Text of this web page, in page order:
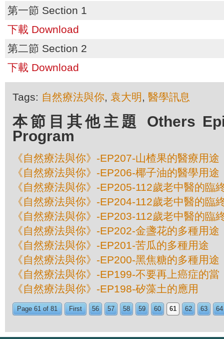
第一節 Section 1
下載 Download
第二節 Section 2
下載 Download
Tags: 自然療法與你, 袁大明 , 醫學訊息
本節目其他主題 Others
Program
《自然療法與你》-EP207-山楂果的醫療用途
《自然療法與你》-EP206-椰子油的醫學用途
《自然療法與你》-EP205-112歲老中醫的臨
《自然療法與你》-EP204-112歲老中醫的臨
《自然療法與你》-EP203-112歲老中醫的臨
《自然療法與你》-EP202-金盞花的多種用途
《自然療法與你》-EP201-苦瓜的多種用途
《自然療法與你》-EP200-黑焦糖的多種用途
《自然療法與你》-EP199-不要再上癌症的當
《自然療法與你》-EP198-矽藻土的應用
Page 61 of 81 First 56 57 58 59 60 61 62 63 64